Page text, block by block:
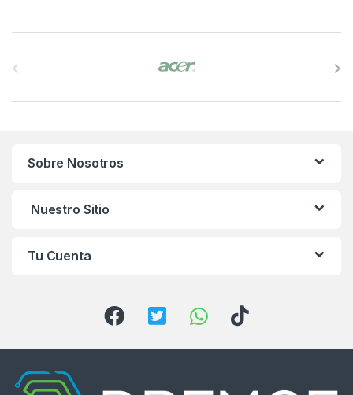
Sobre Nosotros
Nuestro Sitio
Tu Cuenta